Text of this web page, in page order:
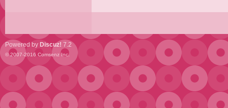
Powered by Discuz! 7.2
© 2007-2016 Comsenz Inc.